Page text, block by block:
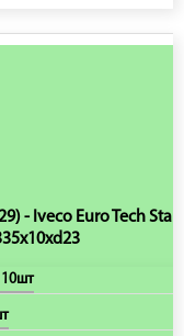
- Iveco Euro Tech Star
10шт